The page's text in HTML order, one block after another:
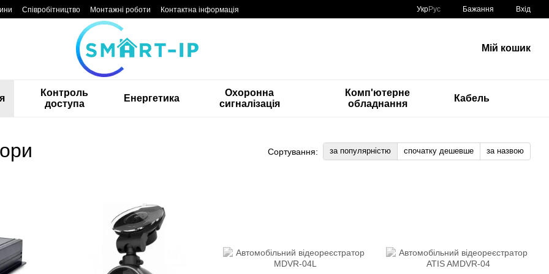
Співробітництво Монтажні роботи Контактна інформація УкрРус Бажання Вхід
Мій кошик
Контроль
доступа
Енергетика
Охоронна
сигналізація
Комп'ютерне
обладнання
Кабель
Сортування: за популярністю спочатку дешевше за назвою